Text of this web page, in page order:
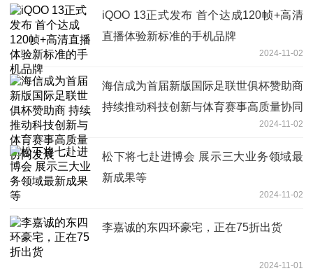
iQOO 13正式发布 首个达成120帧+高清
直播体验新标准的手机品牌
2024-11-02
海信成为首届新版国际足联世俱杯赞助商
持续推动科技创新与体育赛事高质量协同
2024-11-02
松下将七赴进博会 展示三大业务领域最
新成果等
2024-11-02
李嘉诚的东四环豪宅，正在75折出货
2024-11-01